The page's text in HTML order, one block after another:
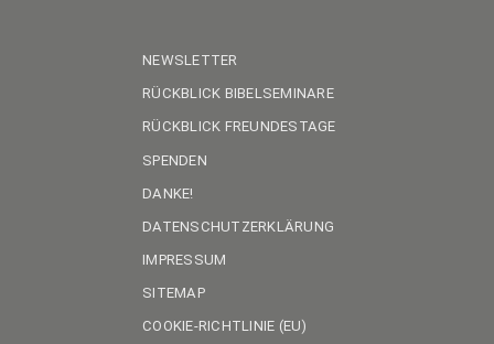
NEWS­LET­TER
RÜCK­BLICK BIBELSEMINARE
RÜCK­BLICK FREUNDESTAGE
SPEN­DEN
DANKE!
DATEN­SCHUTZ­ER­KLÄ­RUNG
IM­PRES­SUM
SITE­MAP
COO­KIE-RICH­T­­LI­­NIE (EU)